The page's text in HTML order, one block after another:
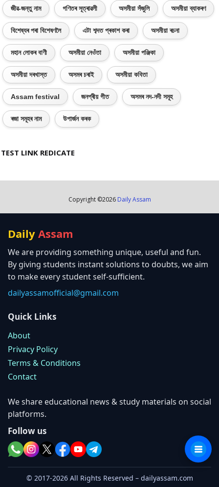
জীৱ-জন্তু নাম গণিতৰ সূত্ৰাৱলী অসমীয়া সঁজুলি অসমীয়া ব্যাকৰণ
বিশেষ্যৰ পৰা বিশেষণলৈ এটা শব্দত প্ৰকাশ কৰা অসমীয়া ৰচনা
মহান লোকৰ বাণী অসমীয়া নেওঁতা অসমীয়া পঞ্জিকা
অসমীয়া দৰখাস্ত অসমৰ চৰাই অসমীয়া কবিতা
Assam festival জনপ্ৰীয় গীত অসমৰ নদ-নদী সমূহ
ৰজা সমূহৰ নাম উপাৰ্জন কৰক
TEST LINK REDICATE
Copyright ©2026 Daily Assam
Daily Assam
We are providing something unique, useful and fun.
By giving students instant solutions to doubts, we aim
to make every student self-sufficient.
dailyassamofficial@gmail.com
Quick Links
About
Privacy Policy
Terms & Conditions
Contact
We share educational news & study materials on social
platforms.
Follow us
© 2017-2026 All Rights Reserved – dailyassam.com